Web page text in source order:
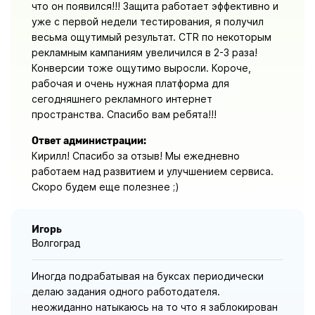
что он появился!!! Защита работает эффективно и
уже с первой недели тестирования, я получил
весьма ощутимый результат. CTR по некоторым
рекламным кампаниям увеличился в 2-3 раза!
Конверсии тоже ощутимо выросли. Короче,
рабочая и очень нужная платформа для
сегодняшнего рекламного интернет
пространства. Спасибо вам ребята!!!
Ответ администрации:
Кирилл! Спасибо за отзыв! Мы ежедневно
работаем над развитием и улучшением сервиса.
Скоро будем еще полезнее ;)
Игорь
Волгоград
Иногда подрабатывая на буксах периодически
делаю задания одного работодателя.
неожиданно натыкаюсь на то что я заблокирован